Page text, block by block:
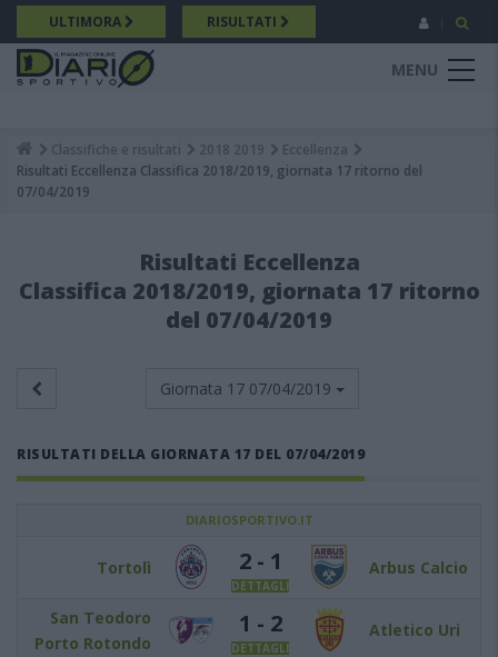
Salta
al
contenuto
principale
ULTIMORA RISULTATI
MENU
Breadcrumb
Classifiche e risultati 2018 2019
Eccellenza
Risultati Eccellenza Classifica 2018/2019, giornata 17 ritorno del
07/04/2019
Risultati Eccellenza
Classifica 2018/2019, giornata 17 ritorno
del 07/04/2019
Giornata 17 07/04/2019
RISULTATI DELLA GIORNATA 17 DEL 07/04/2019
DIARIOSPORTIVO.IT
Tortolì 2 - 1
DETTAGLI
Arbus Calcio
San Teodoro
Porto Rotondo
1 - 2
DETTAGLI
Atletico Uri